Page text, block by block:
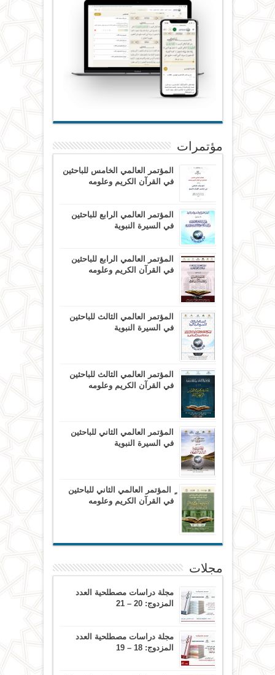
مؤتمرات
المؤتمر العالمي الخامس للباحثين
في القرآن الكريم وعلومه
المؤتمر العالمي الرابع للباحثين
في السيرة النبوية
المؤتمر العالمي الرابع للباحثين
في القرآن الكريم وعلومه
المؤتمر العالمي الثالث للباحثين
في السيرة النبوية
المؤتمر العالمي الثالث للباحثين
في القرآن الكريم وعلومه
المؤتمر العالمي الثاني للباحثين
في السيرة النبوية
ٍ المؤتمر العالمي الثاني للباحثين
في القرآن الكريم وعلومه
مجلات
مجلة دراسات مصطلحية العدد
المزدوج: 20 – 21
مجلة دراسات مصطلحية العدد
المزدوج: 18 – 19